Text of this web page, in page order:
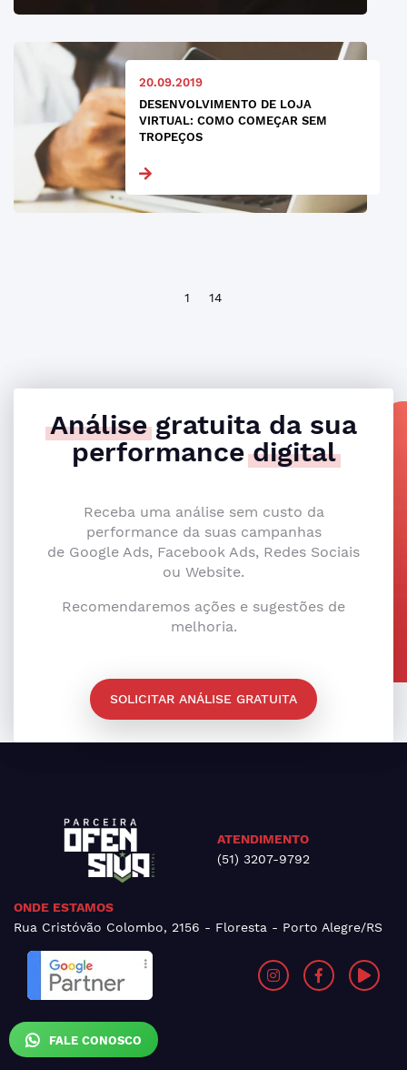
FALE CONOSCO
20.09.2019
DESENVOLVIMENTO DE LOJA
VIRTUAL: COMO COMEÇAR SEM
TROPEÇOS
1 14
Análisegratuita da sua
performancedigital
Receba uma análise sem custo da
performance da suas campanhas
de Google Ads, Facebook Ads, Redes Sociais
ou Website.
Recomendaremos ações e sugestões de
melhoria.
SOLICITAR ANÁLISE GRATUITA
ATENDIMENTO
(51) 3207-9792
ONDE ESTAMOS
Rua Cristóvão Colombo, 2156 - Floresta - Porto Alegre/RS